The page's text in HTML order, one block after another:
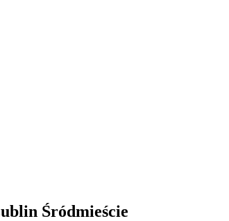
Śródmieście